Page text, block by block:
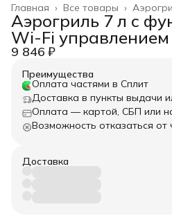
Все товары ›
Главная ›
Аэрогриль 7 л с
Wi-Fi управлением
9 846 ₽
Преимущества
Оплата частями в Сплит
Доставка в пункты выдачи
Оплата — картой, СБП или
Возможность отказаться от
Доставка